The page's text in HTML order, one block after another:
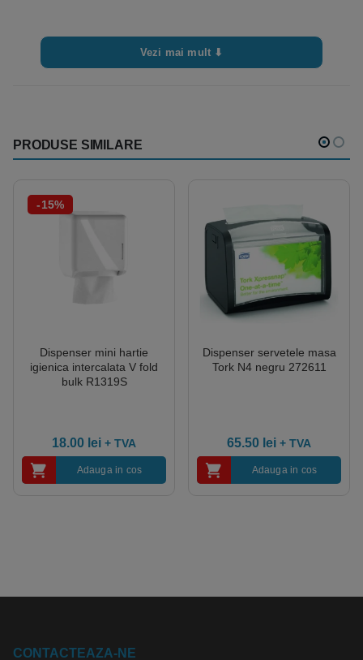
Vezi mai mult ⬇
PRODUSE SIMILARE
-15%
Dispenser mini hartie
igienica intercalata V fold
bulk R1319S
18.00 lei + TVA
Adauga in cos
Dispenser servetele masa
Tork N4 negru 272611
65.50 lei + TVA
Adauga in cos
CONTACTEAZA-NE